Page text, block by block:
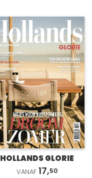
HOLLANDS GLORIE
VANAF 17,50